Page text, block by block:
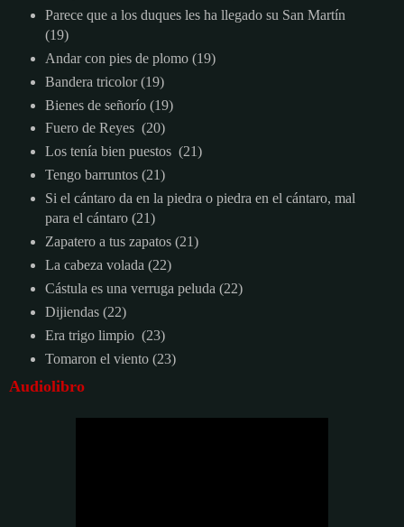
Parece que a los duques les ha llegado su San Martín
(19)
Andar con pies de plomo (19)
Bandera tricolor (19)
Bienes de señorío (19)
Fuero de Reyes (20)
Los tenía bien puestos (21)
Tengo barruntos (21)
Si el cántaro da en la piedra o piedra en el cántaro, mal
para el cántaro (21)
Zapatero a tus zapatos (21)
La cabeza volada (22)
Cástula es una verruga peluda (22)
Dijiendas (22)
Era trigo limpio (23)
Tomaron el viento (23)
Audiolibro